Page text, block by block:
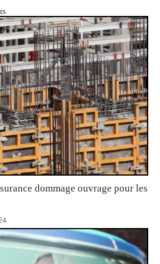
dommage ouvrage pour les